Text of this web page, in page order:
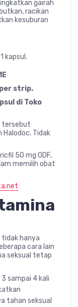
gairah
racikan
kesuburan
kapsul.
strip.
di Toko
tersebut
Halodoc. Tidak
50 mg ODF,
memilih obat
tidak hanya
cara lain
seksual tetap
sampai 4 kali
tahan seksual